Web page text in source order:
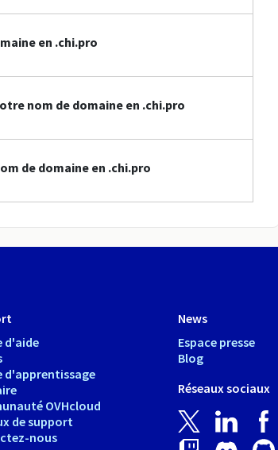
en .chi.pro
nom de domaine en .chi.pro
de domaine en .chi.pro
d'aide
d'apprentissage
OVHcloud
de support
nous
News
Espace presse
Blog
Réseaux sociaux